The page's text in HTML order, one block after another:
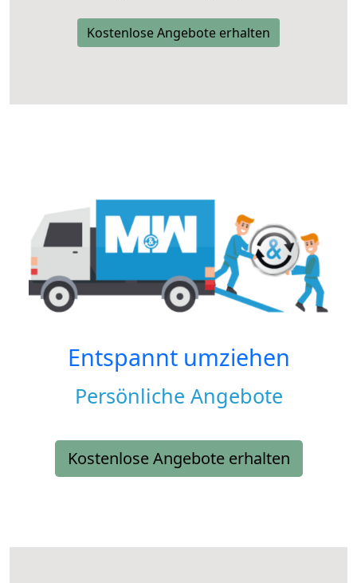
Kostenlose Angebote erhalten
Entspannt umziehen
Persönliche Angebote
Kostenlose Angebote erhalten